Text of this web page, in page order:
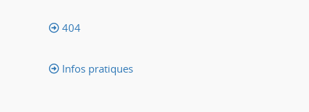
404
Infos pratiques